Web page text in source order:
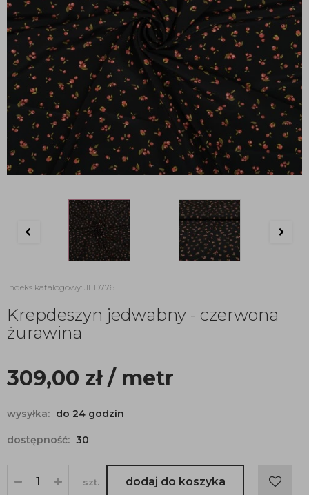
indeks katalogowy: JED776
Krepdeszyn jedwabny - czerwona
żurawina
309,00 zł/ metr
wysyłka: do 24 godzin
dostępność: 30
szt. dodaj do koszyka